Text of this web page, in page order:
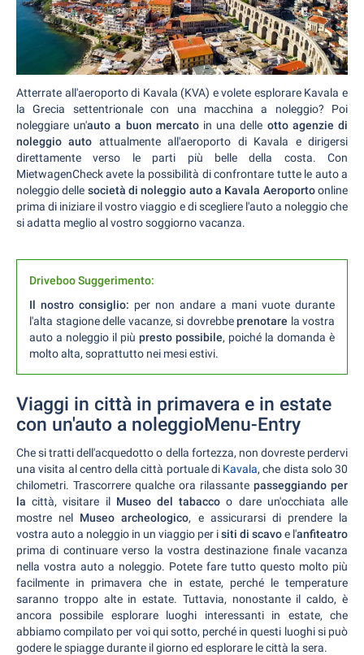
Atterrate all'aeroporto di Kavala (KVA) e volete esplorare Kavala e
la Grecia settentrionale con una macchina a noleggio? Poi
noleggiare un'auto a buon mercatoin una delle otto agenzie di
noleggio auto attualmente all'aeroporto di Kavala e dirigersi
direttamente verso le parti più belle della costa. Con
MietwagenCheck avete la possibilità di confrontare tutte le auto a
noleggio delle società di noleggio auto a Kavala Aeroportoonline
prima di iniziare il vostro viaggio e di scegliere l'auto a noleggio che
si adatta meglio al vostro soggiorno vacanza.
Driveboo Suggerimento:
Il nostro consiglio: per non andare a mani vuote durante
l'alta stagione delle vacanze, si dovrebbeprenotare la vostra
auto a noleggio il più presto possibile, poiché la domanda è
molto alta, soprattutto nei mesi estivi.
Viaggi in città in primavera e in estate
con un'auto a noleggioMenu-Entry
Che si tratti dell'acquedotto o della fortezza, non dovreste perdervi
una visita al centro della città portuale di Kavala, che dista solo 30
chilometri. Trascorrere qualche ora rilassante passeggiando per
la città, visitare il Museo del tabacco o dare un'occhiata alle
mostre nel Museo archeologico, e assicurarsi di prendere la
vostra auto a noleggio in un viaggio per isiti di scavoe l'anfiteatro
prima di continuare verso la vostra destinazione finale vacanza
nella vostra auto a noleggio. Potete fare tutto questo molto più
facilmente in primavera che in estate, perché le temperature
saranno troppo alte in estate. Tuttavia, nonostante il caldo, è
ancora possibile esplorare luoghi interessanti in estate, che
abbiamo compilato per voi qui sotto, perché in questi luoghi si può
godere le spiagge durante il giorno ed esplorare le città la sera.